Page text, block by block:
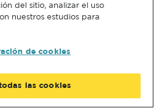
del sitio, analizar el uso
nuestros estudios para
de cookies
las cookies